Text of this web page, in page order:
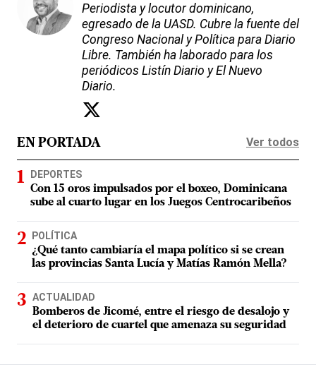
Periodista y locutor dominicano,
egresado de la UASD. Cubre la fuente del
Congreso Nacional y Política para Diario
Libre. También ha laborado para los
periódicos Listín Diario y El Nuevo
Diario.
EN PORTADA Ver todos
DEPORTES
Con 15 oros impulsados por el boxeo, Dominicana
sube al cuarto lugar en los Juegos Centrocaribeños
POLÍTICA
¿Qué tanto cambiaría el mapa político si se crean
las provincias Santa Lucía y Matías Ramón Mella?
ACTUALIDAD
Bomberos de Jicomé, entre el riesgo de desalojo y
el deterioro de cuartel que amenaza su seguridad